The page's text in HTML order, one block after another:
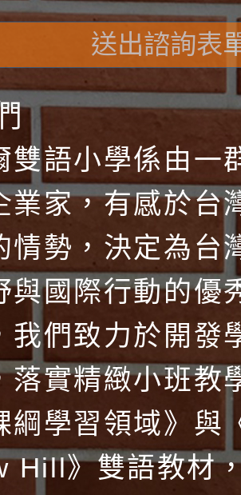
送出諮詢表
雙語小學係由一
業家，有感於台
情勢，決定為台
與國際行動的優
我們致力於開發
落實精緻小班教
綱學習領域》與
Hill》雙語教材